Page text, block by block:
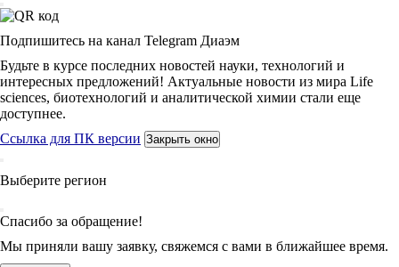
Подпишитесь на канал Telegram Диаэм
Будьте в курсе последних новостей науки, технологий и
интересных предложений! Актуальные новости из мира Life
sciences, биотехнологий и аналитической химии стали еще
доступнее.
Ссылка для ПК версии Закрыть окно
Выберите регион
Спасибо за обращение!
Мы приняли вашу заявку, свяжемся с вами в ближайшее время.